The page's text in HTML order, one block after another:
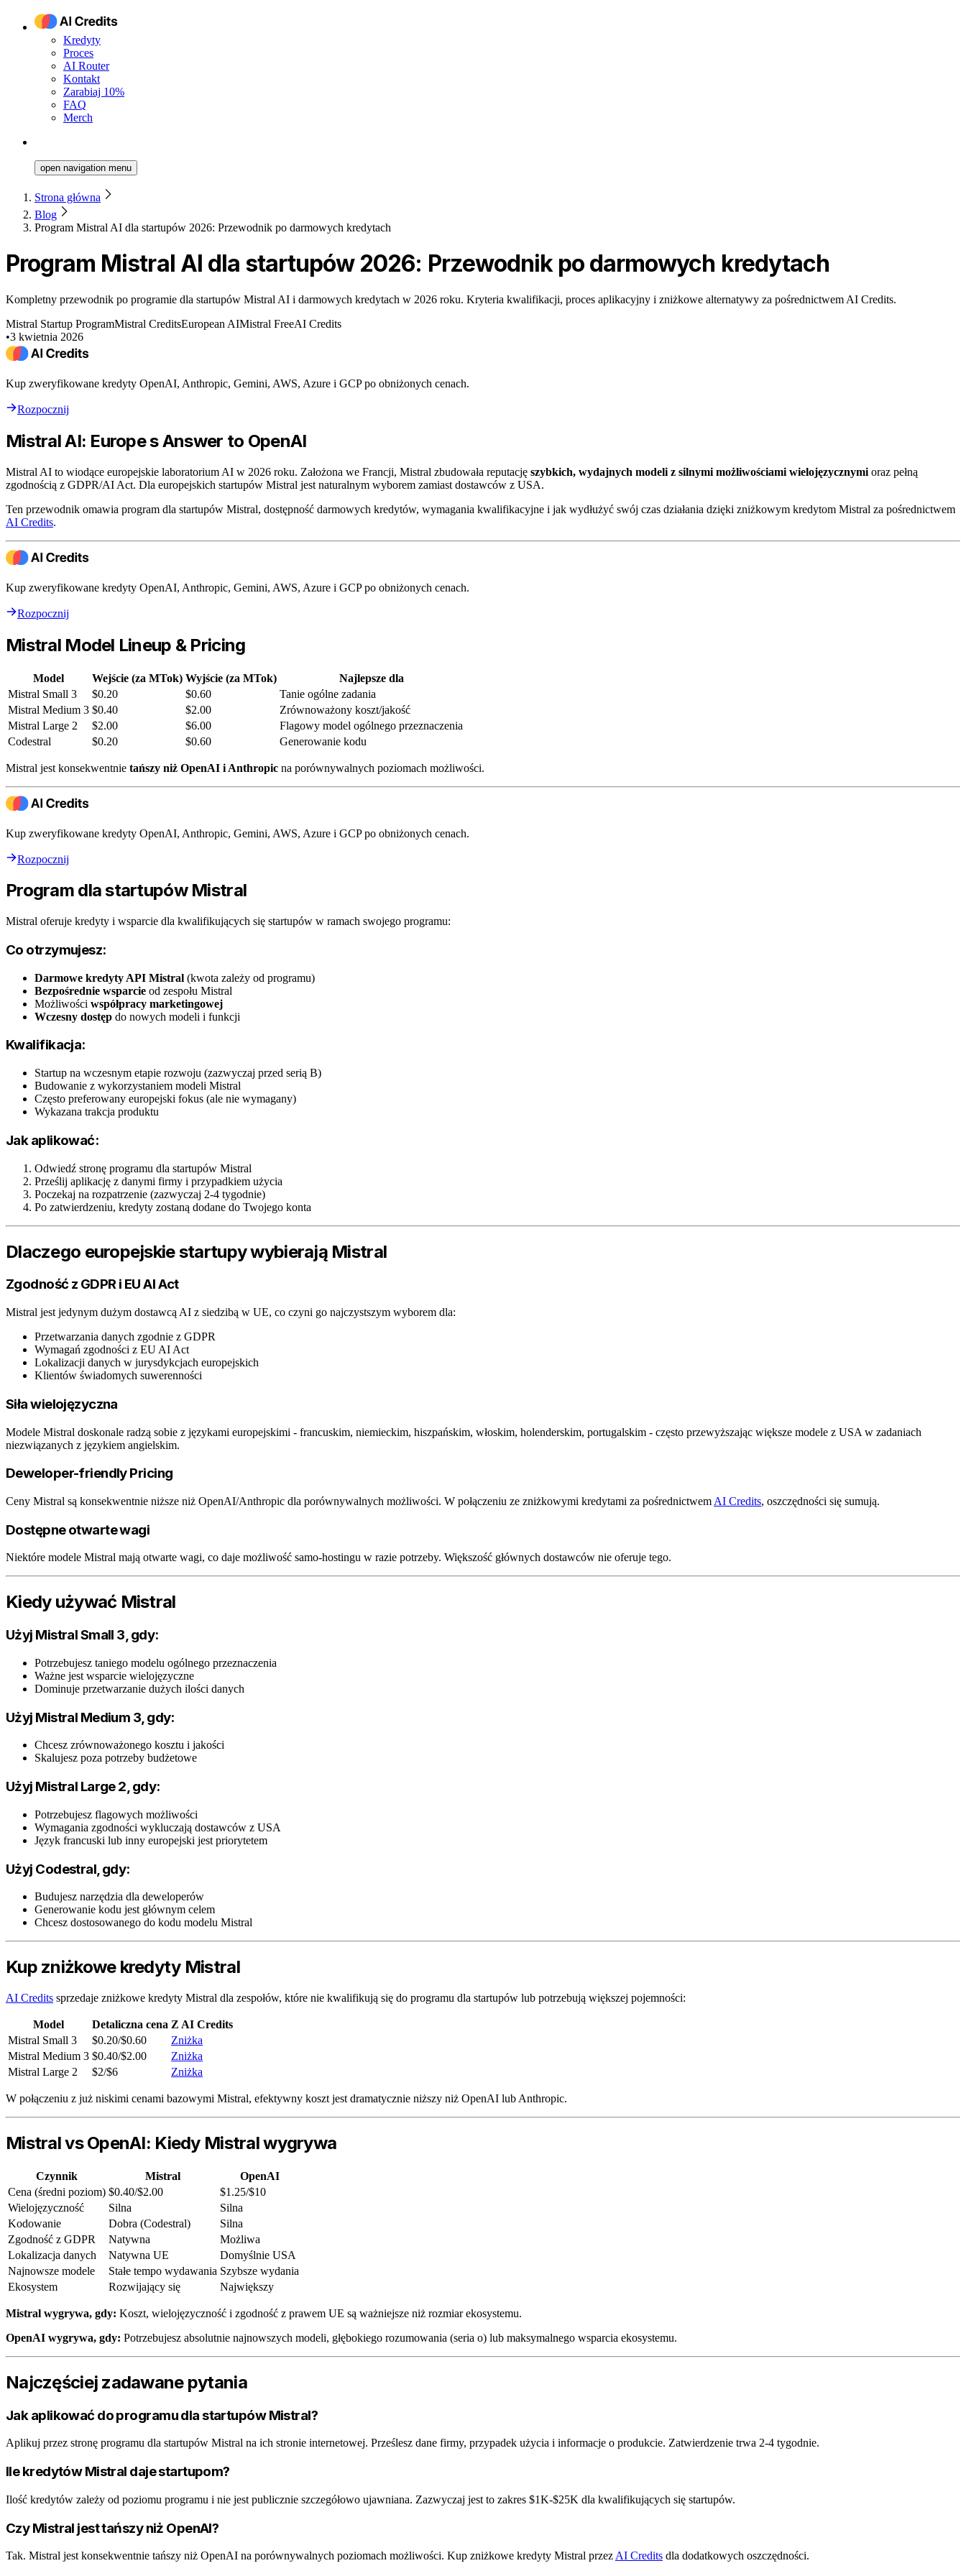
Kredyty
Proces
AI Router
Kontakt
Zarabiaj 10%
FAQ
Merch
open navigation menu
Strona główna
Blog
Program Mistral AI dla startupów 2026: Przewodnik po darmowych kredytach
Program Mistral AI dla startupów 2026: Przewodnik po darmowych kredytach
Kompletny przewodnik po programie dla startupów Mistral AI i darmowych kredytach w 2026 roku. Kryteria kwalifikacji, proces aplikacyjny i zniżkowe alternatywy za pośrednictwem AI Credits.
Mistral Startup ProgramMistral CreditsEuropean AIMistral FreeAI Credits
•3 kwietnia 2026
Kup zweryfikowane kredyty OpenAI, Anthropic, Gemini, AWS, Azure i GCP po obniżonych cenach.
Rozpocznij
Mistral AI: Europe s Answer to OpenAI
Mistral AI to wiodące europejskie laboratorium AI w 2026 roku. Założona we Francji, Mistral zbudowała reputację szybkich, wydajnych modeli z silnymi możliwościami wielojęzycznymi oraz pełną
zgodnością z GDPR/AI Act. Dla europejskich startupów Mistral jest naturalnym wyborem zamiast dostawców z USA.
Ten przewodnik omawia program dla startupów Mistral, dostępność darmowych kredytów, wymagania kwalifikacyjne i jak wydłużyć swój czas działania dzięki zniżkowym kredytom Mistral za pośrednictwem
AI Credits.
Kup zweryfikowane kredyty OpenAI, Anthropic, Gemini, AWS, Azure i GCP po obniżonych cenach.
Rozpocznij
Mistral Model Lineup & Pricing
Model Wejście (za MTok) Wyjście (za MTok)
Najlepsze dla
Mistral Small 3
$0.20 $0.60
Tanie ogólne zadania
Mistral Medium 3 $0.40 $2.00
Zrównoważony koszt/jakość
Mistral Large 2
$2.00 $6.00
Flagowy model ogólnego przeznaczenia
Codestral
$0.20 $0.60 Generowanie kodu
Mistral jest konsekwentnie tańszy niż OpenAI i Anthropic na porównywalnych poziomach możliwości.
Kup zweryfikowane kredyty OpenAI, Anthropic, Gemini, AWS, Azure i GCP po obniżonych cenach.
Rozpocznij
Program dla startupów Mistral
Mistral oferuje kredyty i wsparcie dla kwalifikujących się startupów w ramach swojego programu:
Co otrzymujesz:
Darmowe kredyty API Mistral (kwota zależy od programu)
Bezpośrednie wsparcie od zespołu Mistral
Możliwości współpracy marketingowej
Wczesny dostęp do nowych modeli i funkcji
Kwalifikacja:
Startup na wczesnym etapie rozwoju (zazwyczaj przed serią B)
Budowanie z wykorzystaniem modeli Mistral
Często preferowany europejski fokus (ale nie wymagany)
Wykazana trakcja produktu
Jak aplikować:
Odwiedź stronę programu dla startupów Mistral
Prześlij aplikację z danymi firmy i przypadkiem użycia
Poczekaj na rozpatrzenie (zazwyczaj 2-4 tygodnie)
Po zatwierdzeniu, kredyty zostaną dodane do Twojego konta
Dlaczego europejskie startupy wybierają Mistral
Zgodność z GDPR i EU AI Act
Mistral jest jedynym dużym dostawcą AI z siedzibą w UE, co czyni go najczystszym wyborem dla:
Przetwarzania danych zgodnie z GDPR
Wymagań zgodności z EU AI Act
Lokalizacji danych w jurysdykcjach europejskich
Klientów świadomych suwerenności
Siła wielojęzyczna
Modele Mistral doskonale radzą sobie z językami europejskimi - francuskim, niemieckim, hiszpańskim, włoskim, holenderskim, portugalskim - często przewyższając większe modele z USA w zadaniach
niezwiązanych z językiem angielskim.
Deweloper-friendly Pricing
Ceny Mistral są konsekwentnie niższe niż OpenAI/Anthropic dla porównywalnych możliwości. W połączeniu ze zniżkowymi kredytami za pośrednictwem AI Credits, oszczędności się sumują.
Dostępne otwarte wagi
Niektóre modele Mistral mają otwarte wagi, co daje możliwość samo-hostingu w razie potrzeby. Większość głównych dostawców nie oferuje tego.
Kiedy używać Mistral
Użyj Mistral Small 3, gdy:
Potrzebujesz taniego modelu ogólnego przeznaczenia
Ważne jest wsparcie wielojęzyczne
Dominuje przetwarzanie dużych ilości danych
Użyj Mistral Medium 3, gdy:
Chcesz zrównoważonego kosztu i jakości
Skalujesz poza potrzeby budżetowe
Użyj Mistral Large 2, gdy:
Potrzebujesz flagowych możliwości
Wymagania zgodności wykluczają dostawców z USA
Język francuski lub inny europejski jest priorytetem
Użyj Codestral, gdy:
Budujesz narzędzia dla deweloperów
Generowanie kodu jest głównym celem
Chcesz dostosowanego do kodu modelu Mistral
Kup zniżkowe kredyty Mistral
AI Credits sprzedaje zniżkowe kredyty Mistral dla zespołów, które nie kwalifikują się do programu dla startupów lub potrzebują większej pojemności:
Model Detaliczna cena Z AI Credits
Mistral Small 3
$0.20/$0.60
Zniżka
Mistral Medium 3 $0.40/$2.00
Zniżka
Mistral Large 2
$2/$6 Zniżka
W połączeniu z już niskimi cenami bazowymi Mistral, efektywny koszt jest dramatycznie niższy niż OpenAI lub Anthropic.
Mistral vs OpenAI: Kiedy Mistral wygrywa
Czynnik Mistral
OpenAI
Cena (średni poziom) $0.40/$2.00
$1.25/$10
Wielojęzyczność
Silna
Silna
Kodowanie
Dobra (Codestral)
Silna
Zgodność z GDPR
Natywna
Możliwa
Lokalizacja danych
Natywna UE
Domyślnie USA
Najnowsze modele
Stałe tempo wydawania Szybsze wydania
Ekosystem
Rozwijający się Największy
Mistral wygrywa, gdy: Koszt, wielojęzyczność i zgodność z prawem UE są ważniejsze niż rozmiar ekosystemu.
OpenAI wygrywa, gdy: Potrzebujesz absolutnie najnowszych modeli, głębokiego rozumowania (seria o) lub maksymalnego wsparcia ekosystemu.
Najczęściej zadawane pytania
Jak aplikować do programu dla startupów Mistral?
Aplikuj przez stronę programu dla startupów Mistral na ich stronie internetowej. Prześlesz dane firmy, przypadek użycia i informacje o produkcie. Zatwierdzenie trwa 2-4 tygodnie.
Ile kredytów Mistral daje startupom?
Ilość kredytów zależy od poziomu programu i nie jest publicznie szczegółowo ujawniana. Zazwyczaj jest to zakres $1K-$25K dla kwalifikujących się startupów.
Czy Mistral jest tańszy niż OpenAI?
Tak. Mistral jest konsekwentnie tańszy niż OpenAI na porównywalnych poziomach możliwości. Kup zniżkowe kredyty Mistral przez AI Credits dla dodatkowych oszczędności.